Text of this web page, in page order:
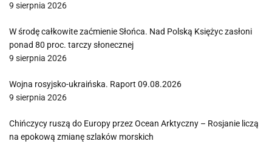
9 sierpnia 2026
W środę całkowite zaćmienie Słońca. Nad Polską Księżyc zasłoni
ponad 80 proc. tarczy słonecznej
9 sierpnia 2026
Wojna rosyjsko-ukraińska. Raport 09.08.2026
9 sierpnia 2026
Chińczycy ruszą do Europy przez Ocean Arktyczny – Rosjanie liczą
na epokową zmianę szlaków morskich